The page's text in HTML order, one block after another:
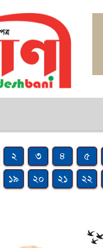
২ ৩ ৪
৫
১৯ ২০ ২১ ২২